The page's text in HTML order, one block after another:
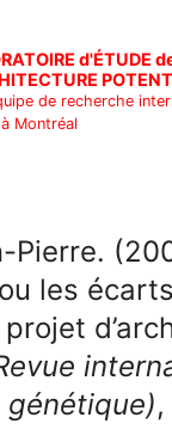
d'ÉTUDE
de recherche
Montréal
Pierre.
les